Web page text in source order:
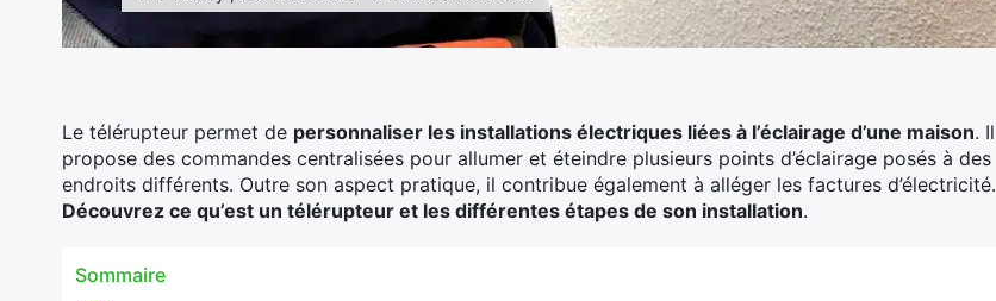
Le télérupteur permet de personnaliser les installations électriques liées à l’éclairage d’une maison. Il
propose des commandes centralisées pour allumer et éteindre plusieurs points d’éclairage posés à des
endroits différents. Outre son aspect pratique, il contribue également à alléger les factures d’électricité.
Découvrez ce qu’est un télérupteur et les différentes étapes de son installation.
Sommaire